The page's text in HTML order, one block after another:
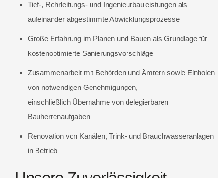
Tief-, Rohrleitungs- und Ingenieurbauleistungen als
aufeinander abgestimmte Abwicklungsprozesse
Große Erfahrung im Planen und Bauen als Grundlage für
kostenoptimierte Sanierungsvorschläge
Zusammenarbeit mit Behörden und Ämtern sowie Einholen
von notwendigen Genehmigungen,
einschließlich Übernahme von delegierbaren
Bauherrenaufgaben
Renovation von Kanälen, Trink- und Brauchwasseranlagen
in Betrieb